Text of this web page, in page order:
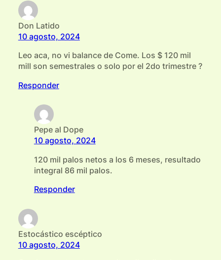
Don Latido
10 agosto, 2024
Leo aca, no vi balance de Come. Los $ 120 mil
mill son semestrales o solo por el 2do trimestre ?
Responder
Pepe al Dope
10 agosto, 2024
120 mil palos netos a los 6 meses, resultado
integral 86 mil palos.
Responder
Estocástico escéptico
10 agosto, 2024